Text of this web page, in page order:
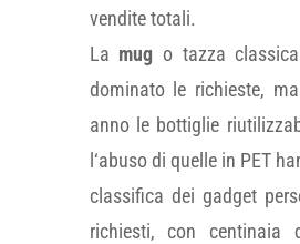
vendite totali.
La mug o tazza
dominato le richieste,
anno le bottiglie
l‘abuso di quelle in PET
classifica dei gadget
richiesti, con centinaia